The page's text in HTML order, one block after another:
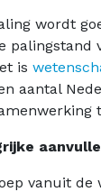
wordt
palingstand
is
aantal
vanuit de